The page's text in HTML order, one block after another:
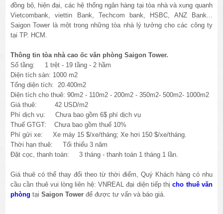
đồng bộ, hiện đại, các hệ thống ngân hàng tại tòa nhà và xung quanh
Vietcombank, viettin Bank, Techcom bank, HSBC, ANZ Bank...
Saigon Tower là một trong những tòa nhà lý tưởng cho các công ty
tại TP. HCM.
Thông tin tòa nhà cao ốc văn phòng Saigon Tower.
Số tầng: 1 trệt - 19 tầng - 2 hầm
Diện tích sàn: 1000 m2
Tổng diện tích: 20.400m2
Diện tích cho thuê: 90m2 - 110m2 - 200m2 - 350m2- 500m2- 1000m2
Giá thuê: 42 USD/m2
Phí dịch vụ: Chưa bao gồm 6$ phí dịch vụ
Thuế GTGT: Chưa bao gồm thuế 10%
Phí gửi xe: Xe máy 15 $/xe/tháng; Xe hơi 150 $/xe/tháng.
Thời hạn thuê: Tối thiểu 3 năm
Đặt cọc, thanh toán: 3 tháng - thanh toán 1 tháng 1 lần.
Giá thuê có thể thay đổi theo từ thời điểm, Quý Khách hàng có nhu
cầu cần thuê vui lòng liên hệ: VNREAL đại diện tiếp thịcho thuê văn
phòngtạiSaigon Towerđể được tư vấn và báo giá.